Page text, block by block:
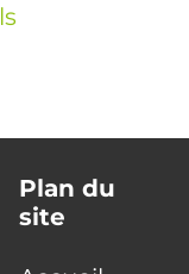
Plan du
site